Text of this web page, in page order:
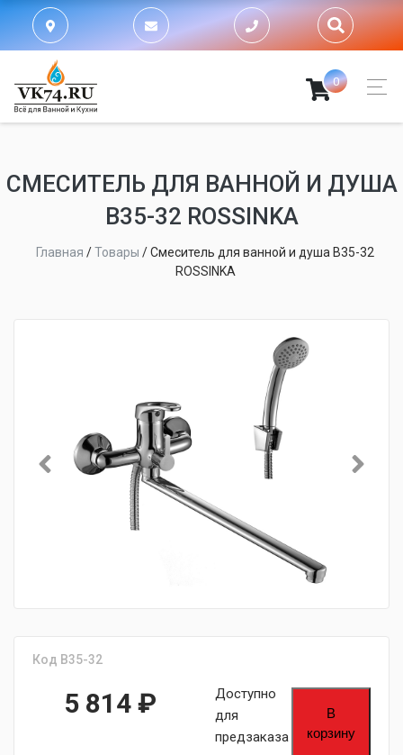
0
СМЕСИТЕЛЬ ДЛЯ ВАННОЙ И ДУША
B35-32 ROSSINKA
Главная /Товары /Смеситель для ванной и душа B35-32
ROSSINKA
Код B35-32
5 814 ₽
Доступно
для
предзаказа
В
корзину